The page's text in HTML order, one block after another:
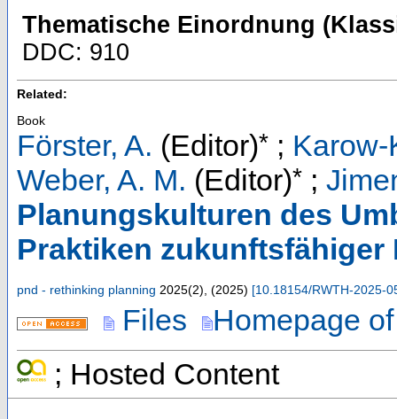
Thematische Einordnung
DDC: 910
Related:
Book
Förster, A. (Editor)* ; Karow-
Weber, A. M. (Editor)* ;
Planungskulturen des
Praktiken
pnd - rethinking planning 2025(2), (2025) [10.18154/RWTH-2025-
Files
Homepage
; Hosted Content